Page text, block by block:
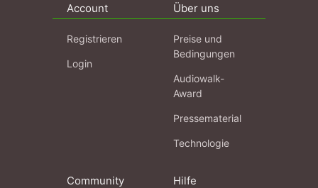
Account
Registrieren
Login
Über uns
Preise und
Bedingungen
Audiowalk-
Award
Pressematerial
Technologie
Community Hilfe